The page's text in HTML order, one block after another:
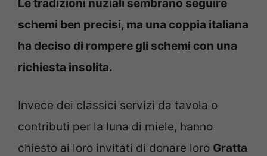
Le tradizioni nuziali sembrano seguire
schemi ben precisi, ma una coppia italiana
ha deciso di rompere gli schemi con una
richiesta insolita.
Invece dei classici servizi da tavola o
contributi per la luna di miele, hanno
chiesto ai loro invitati di donare loro Gratta